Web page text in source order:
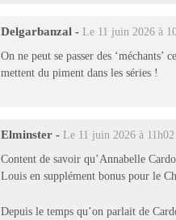
Delgarbanzal - Le 11 juin 2026 à
On ne peut se passer des ‘méchants’
mettent du piment dans les séries !
Elminster - Le 11 juin 2026 à 11h02
Content de savoir qu’Annabelle
Louis en supplément bonus pour le
Depuis le temps qu’on parlait de